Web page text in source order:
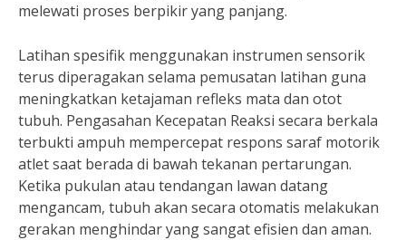
melewati proses berpikir yang panjang.
Latihan spesifik menggunakan instrumen sensorik
terus diperagakan selama pemusatan latihan guna
meningkatkan ketajaman refleks mata dan otot
tubuh. Pengasahan Kecepatan Reaksi secara berkala
terbukti ampuh mempercepat respons saraf motorik
atlet saat berada di bawah tekanan pertarungan.
Ketika pukulan atau tendangan lawan datang
mengancam, tubuh akan secara otomatis melakukan
gerakan menghindar yang sangat efisien dan aman.